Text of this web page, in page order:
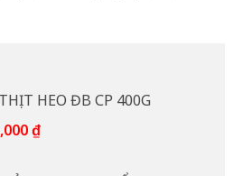
HEO ĐB CP 400G
₫Giá